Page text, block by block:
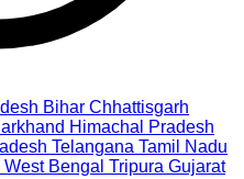
Bihar Chhattisgarh
Himachal Pradesh
Telangana Tamil Nadu
West Bengal Tripura Gujarat